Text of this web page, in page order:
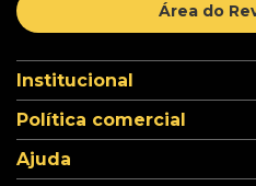
Área do
Institucional
Política comercial
Ajuda